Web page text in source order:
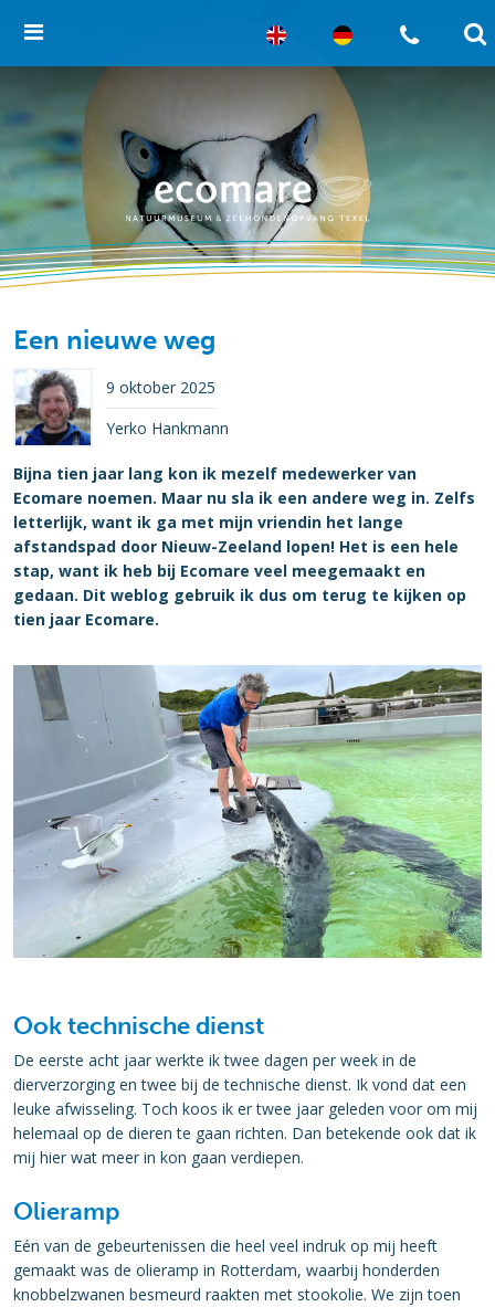
Een nieuwe weg
9 oktober 2025
Yerko Hankmann
Bijna tien jaar lang kon ik mezelf medewerker van
Ecomare noemen. Maar nu sla ik een andere weg in. Zelfs
letterlijk, want ik ga met mijn vriendin het lange
afstandspad door Nieuw-Zeeland lopen! Het is een hele
stap, want ik heb bij Ecomare veel meegemaakt en
gedaan. Dit weblog gebruik ik dus om terug te kijken op
tien jaar Ecomare.
Ook technische dienst
De eerste acht jaar werkte ik twee dagen per week in de
dierverzorging en twee bij de technische dienst. Ik vond dat een
leuke afwisseling. Toch koos ik er twee jaar geleden voor om mij
helemaal op de dieren te gaan richten. Dan betekende ook dat ik
mij hier wat meer in kon gaan verdiepen.
Olieramp
Eén van de gebeurtenissen die heel veel indruk op mij heeft
gemaakt was de olieramp in Rotterdam, waarbij honderden
knobbelzwanen besmeurd raakten met stookolie. We zijn toen